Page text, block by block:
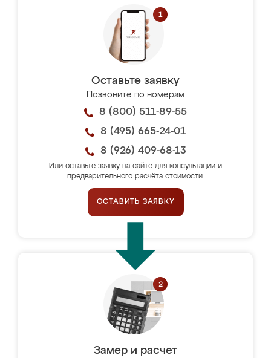
Оставьте заявку
Позвоните по номерам
8 (800) 511-89-55
8 (495) 665-24-01
8 (926) 409-68-13
Или оставьте заявку на сайте для консультации и
предварительного расчёта стоимости.
ОСТАВИТЬ ЗАЯВКУ
Замер и расчет